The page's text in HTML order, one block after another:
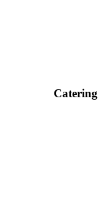
Catering